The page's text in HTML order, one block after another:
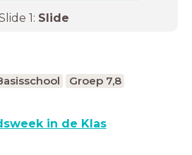
1: Slide
Groep 7,8
in de Klas